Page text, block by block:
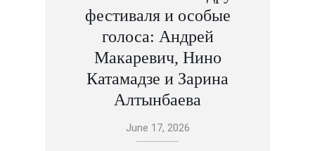
фестиваля и особые
голоса: Андрей
Макаревич, Нино
Катамадзе и Зарина
Алтынбаева
June 17, 2026